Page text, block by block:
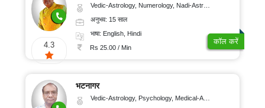
4.3
Vedic-Astrology, Numerology, Nadi-Astrology, Psychology
अनुभव: 15 साल
भाषा: English, Hindi
Rs 25.00 / Min
कॉल करें
भटनागर
Vedic-Astrology, Psychology, Medical-Astrology